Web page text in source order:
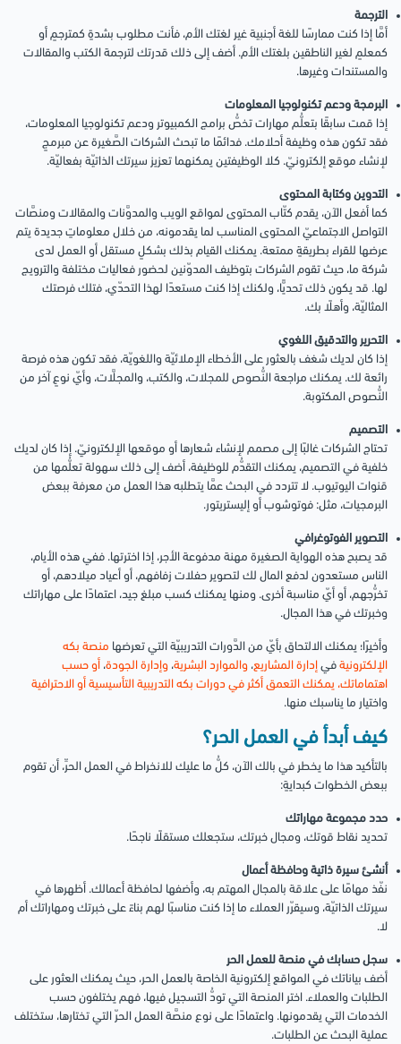
الترجمة
أمَّا إذا كنت ممارسًا للغة أجنبية غير لغتك الأم، فأنت مطلوب بشدةٍ كمترجمٍ أو
كمعلمٍ لغير الناطقين بلغتك الأم. أضف إلى ذلك قدرتك لترجمة الكتب والمقالات
والمستندات وغيرها.
البرمجة ودعم تكنولوجيا المعلومات
إذا قمت سابقًا بتعلُّم مهارات تخصُّ برامج الكمبيوتر ودعم تكنولوجيا المعلومات،
فقد تكون هذه وظيفة أحلامك. فدائمًا ما تبحث الشركات الصَّغيرة عن مبرمجٍ
لإنشاء موقع إلكترونيّ. كلا الوظيفتين يمكنهما تعزيز سيرتك الذاتيّة بفعاليّة.
التدوين وكتابة المحتوى
كما أفعل الآن، يقدم كتّاب المحتوى لمواقع الويب والمدوَّنات والمقالات ومنصَّات
التواصل الاجتماعيّ المحتوى المناسب لما يقدمونه، من خلال معلوماتٍ جديدة يتم
عرضها للقراء بطريقةٍ ممتعة. يمكنك القيام بذلك بشكلٍ مستقل أو العمل لدى
شركة ما، حيث تقوم الشركات بتوظيف المدوّنين لحضور فعاليات مختلفة والترويج
لها. قد يكون ذلك تحديًّا، ولكنك إذا كنت مستعدًا لهذا التحدّي، فتلك فرصتك
المثاليّة، وأهلًا بك.
التحرير والتدقيق اللغوي
إذا كان لديك شغف بالعثور على الأخطاء الإملائيّة واللغويّة، فقد تكون هذه فرصة
رائعة لك. يمكنك مراجعة النُّصوص للمجلات، والكتب، والمجلَّات، وأيّ نوعٍ آخر من
النُّصوص المكتوبة.
التصميم
تحتاج الشركات غالبًا إلى مصمم لإنشاء شعارها أو موقعها الإلكترونيّ. إذا كان لديك
خلفية في التصميم، يمكنك التقدُّم للوظيفة، أضف إلى ذلك سهولة تعلُّمها من
قنوات اليوتيوب. لا تتردد في البحث عمَّا يتطلبه هذا العمل من معرفة ببعض
البرمجيات، مثل: فوتوشوب أو إليستريتور.
التصوير الفوتوغرافي
قد يصبح هذه الهواية الصغيرة مهنة مدفوعة الأجر، إذا اخترتها. ففي هذه الأيام،
الناس مستعدون لدفع المال لك لتصوير حفلات زفافهم، أو أعياد ميلادهم، أو
تخرُّجهم، أو أيّ مناسبة أخرى. ومنها يمكنك كسب مبلغ جيد، اعتمادًا على مهاراتك
وخبرتك في هذا المجال.
وأخيرًا؛ يمكنك الالتحاق بأيّ من الدَّورات التدريبيّة التي تعرضها منصة بكه
الإلكترونية في إدارة المشاريع، والموارد البشرية، وإدارة الجودة، أو حسب
اهتماماتك، يمكنك التعمق أكثر في دورات بكه التدريبية التأسيسية أو الاحترافية
واختيار ما يناسبك منها.
كيف أبدأ في العمل الحر؟
بالتأكيد هذا ما يخطر في بالك الآن، كلُّ ما عليك للانخراط في العمل الحرِّ، أن تقوم
ببعض الخطوات كبدايةٍ:
حدد مجموعة مهاراتك
تحديد نقاط قوتك، ومجال خبرتك، ستجعلك مستقلًا ناجحًا.
أنشئ سيرة ذاتية وحافظة أعمال
نفّذ مهامًا على علاقة بالمجال المهتم به، وأضفها لحافظة أعمالك. أظهرها في
سيرتك الذاتيّة، وسيقرّر العملاء ما إذا كنت مناسبًا لهم بناءً على خبرتك ومهاراتك أم
لا.
سجل حسابك في منصة للعمل الحر
أضف بياناتك في المواقع إلكترونية الخاصة بالعمل الحر، حيث يمكنك العثور على
الطلبات والعملاء. اختر المنصة التي تودُّ التسجيل فيها، فهم يختلفون حسب
الخدمات التي يقدمونها. واعتمادًا على نوع منصَّة العمل الحرّ التي تختارها، ستختلف
عملية البحث عن الطلبات.